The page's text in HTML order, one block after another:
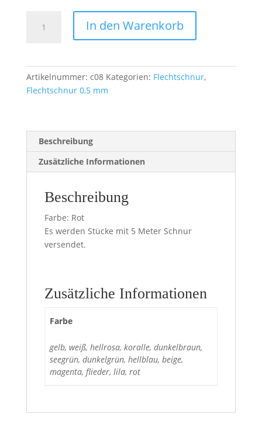
Meter
Flechtschnur
mm
Durchmesser
In den Warenkorb
Artikelnummer: c08 Kategorien: Flechtschnur,
Flechtschnur 0,5 mm
Beschreibung
Zusätzliche Informationen
Beschreibung
Farbe: Rot
Es werden Stücke mit 5 Meter Schnur
versendet.
Zusätzliche Informationen
Farbe
gelb, weiß, hellrosa, koralle, dunkelbraun,
seegrün, dunkelgrün, hellblau, beige,
magenta, flieder, lila, rot